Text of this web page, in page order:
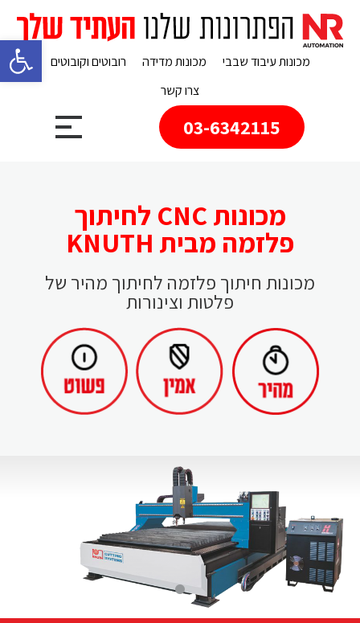
מכונות עיבוד שבבי מכונות מדידה
רובוטים וקובוטים
צרו קשר
03-6342115
מכונות CNC לחיתוך
פלזמה מבית KNUTH
מכונות חיתוך פלזמה לחיתוך מהיר של
פלטות וצינורות